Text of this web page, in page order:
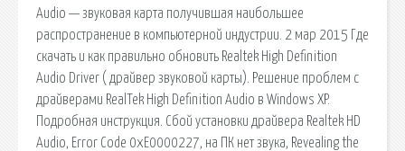
Audio — звуковая карта получившая наибольшее
распространение в компьютерной индустрии. 2 мар 2015 Где
скачать и как правильно обновить Realtek High Definition
Audio Driver ( драйвер звуковой карты). Решение проблем с
драйверами RealTek High Definition Audio в Windows XP.
Подробная инструкция. Сбой установки драйвера Realtek HD
Audio, Error Code 0xE0000227, на ПК нет звука, Revealing the